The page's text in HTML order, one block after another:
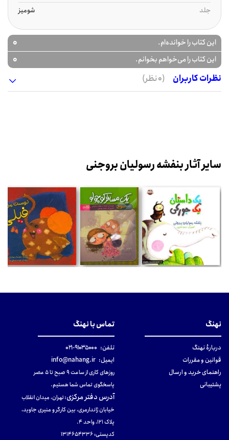
جلد
شومیز
این کتاب را خوانده‌ام. 0
این کتاب را می‌خواهم بخوانم.
0
نظرات کاربران
(0 نظر)
سایر آثار بنفشه رسولیان بروجنی
نهنگ
دربارهٔ نهنگ
قوانین و مقررات
راهنمای خرید و ارسال
پشتیبانی
تماس با نهنگ
تلفن: ۹۱۰۳۵۰۰۰-۰۲۱
ایمیل: info@nahang.ir
روزهای کاری از ساعت ۹ صبح تا ۵ عصر
پاسخگوی تماس شما هستیم.
آدرس دفتر مرکزی:تهران، میدان انقلاب
خیابان ژاندارمری، بین کارگر و منیری جاوید،
پلاک 121، واحد ۴.
کدپستی: 131465433۶